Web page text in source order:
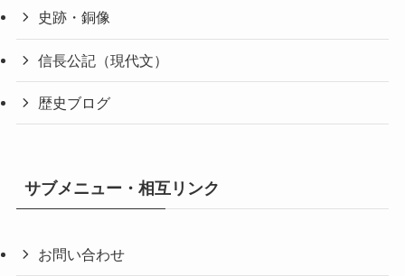
史跡・銅像
信長公記（現代文）
歴史ブログ
サブメニュー・相互リンク
お問い合わせ